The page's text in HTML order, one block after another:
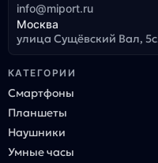
info@miport.ru
Москва
улица Сущёвский Вал,
КАТЕГОРИИ
Смартфоны
Планшеты
Наушники
Умные часы